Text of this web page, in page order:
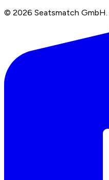
© 2026 Seatsmatch GmbH.